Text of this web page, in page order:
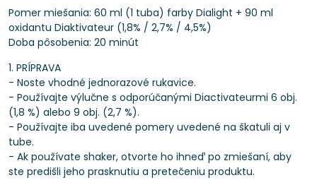
Pomer miešania: 60 ml (1 tuba) farby Dialight + 90 ml
oxidantu Diaktivateur (1,8% / 2,7% / 4,5%)
Doba pôsobenia: 20 minút
1. PRÍPRAVA
- Noste vhodné jednorazové rukavice.
- Používajte výlučne s odporúčanými Diactivateurmi 6 obj.
(1,8 %) alebo 9 obj. (2,7 %).
- Používajte iba uvedené pomery uvedené na škatuli aj v
tube.
- Ak používate shaker, otvorte ho ihneď po zmiešaní, aby
ste predišli jeho prasknutiu a pretečeniu produktu.